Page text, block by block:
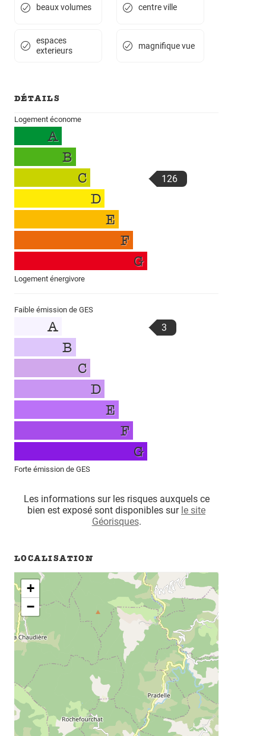
beaux volumes centre ville
espaces
exterieurs
magnifique vue
DÉTAILS
Logement économe
A
B
C
D
E
F
G
126
Logement énergivore
Faible émission de GES
A
B
C
D
E
F
G
3
Forte émission de GES
Les informations sur les risques auxquels ce
bien est exposé sont disponibles sur le site
Géorisques.
LOCALISATION
+
−